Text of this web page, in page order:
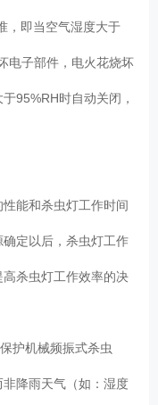
，即当空气湿度大于
电子部件，电火花烧坏
95%RH时自动关闭，
能和杀虫灯工作时间
定以后，杀虫灯工作
杀虫灯工作效率的决
护机械频振式杀虫
降雨天气（如：湿度